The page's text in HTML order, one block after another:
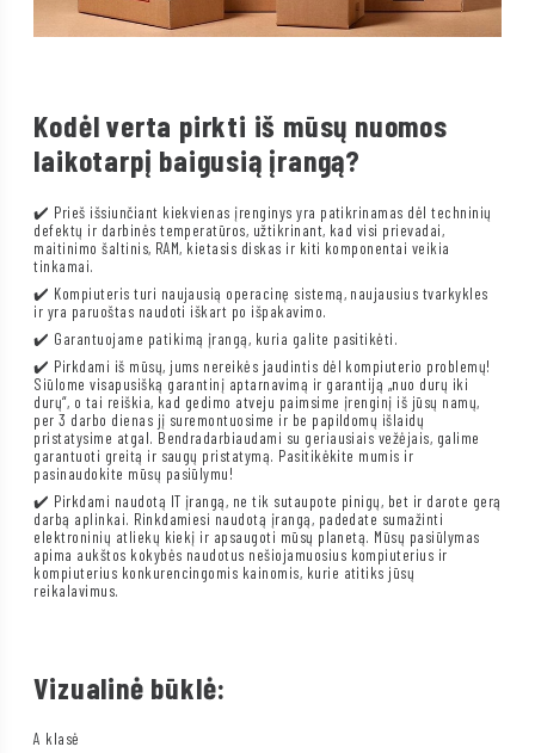
Kodėl verta pirkti iš mūsų nuomos
laikotarpį baigusią įrangą?
✔️ Prieš išsiunčiant kiekvienas įrenginys yra patikrinamas dėl techninių
defektų ir darbinės temperatūros, užtikrinant, kad visi prievadai,
maitinimo šaltinis, RAM, kietasis diskas ir kiti komponentai veikia
tinkamai.
✔️ Kompiuteris turi naujausią operacinę sistemą, naujausius tvarkykles
ir yra paruoštas naudoti iškart po išpakavimo.
✔️ Garantuojame patikimą įrangą, kuria galite pasitikėti.
✔️ Pirkdami iš mūsų, jums nereikės jaudintis dėl kompiuterio problemų!
Siūlome visapusišką garantinį aptarnavimą ir garantiją „nuo durų iki
durų“, o tai reiškia, kad gedimo atveju paimsime įrenginį iš jūsų namų,
per 3 darbo dienas jį suremontuosime ir be papildomų išlaidų
pristatysime atgal. Bendradarbiaudami su geriausiais vežėjais, galime
garantuoti greitą ir saugų pristatymą. Pasitikėkite mumis ir
pasinaudokite mūsų pasiūlymu!
✔️ Pirkdami naudotą IT įrangą, ne tik sutaupote pinigų, bet ir darote gerą
darbą aplinkai. Rinkdamiesi naudotą įrangą, padedate sumažinti
elektroninių atliekų kiekį ir apsaugoti mūsų planetą. Mūsų pasiūlymas
apima aukštos kokybės naudotus nešiojamuosius kompiuterius ir
kompiuterius konkurencingomis kainomis, kurie atitiks jūsų
reikalavimus.
Vizualinė būklė:
A klasė